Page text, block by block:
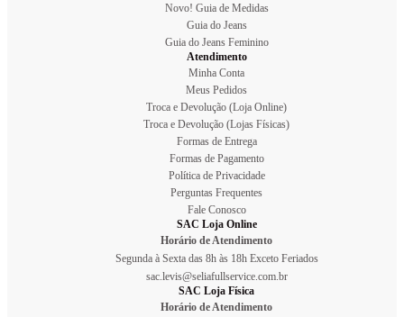
Novo! Guia de Medidas
Guia do Jeans
Guia do Jeans Feminino
Atendimento
Minha Conta
Meus Pedidos
Troca e Devolução (Loja Online)
Troca e Devolução (Lojas Físicas)
Formas de Entrega
Formas de Pagamento
Política de Privacidade
Perguntas Frequentes
Fale Conosco
SAC Loja Online
Horário de Atendimento
Segunda à Sexta das 8h às 18h Exceto Feriados
sac.levis@seliafullservice.com.br
SAC Loja Física
Horário de Atendimento